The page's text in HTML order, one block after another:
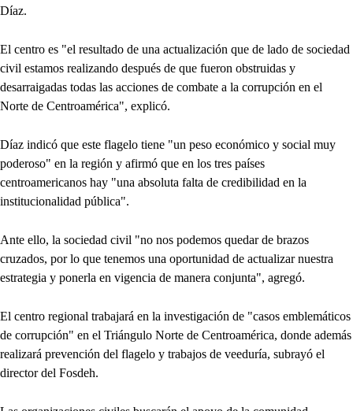
Díaz.
El centro es "el resultado de una actualización que de lado de sociedad
civil estamos realizando después de que fueron obstruidas y
desarraigadas todas las acciones de combate a la corrupción en el
Norte de Centroamérica", explicó.
Díaz indicó que este flagelo tiene "un peso económico y social muy
poderoso" en la región y afirmó que en los tres países
centroamericanos hay "una absoluta falta de credibilidad en la
institucionalidad pública".
Ante ello, la sociedad civil "no nos podemos quedar de brazos
cruzados, por lo que tenemos una oportunidad de actualizar nuestra
estrategia y ponerla en vigencia de manera conjunta", agregó.
El centro regional trabajará en la investigación de "casos emblemáticos
de corrupción" en el Triángulo Norte de Centroamérica, donde además
realizará prevención del flagelo y trabajos de veeduría, subrayó el
director del Fosdeh.